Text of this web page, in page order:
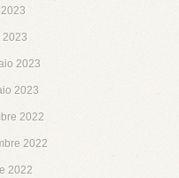
2023
2023
2023
2022
2022
2022